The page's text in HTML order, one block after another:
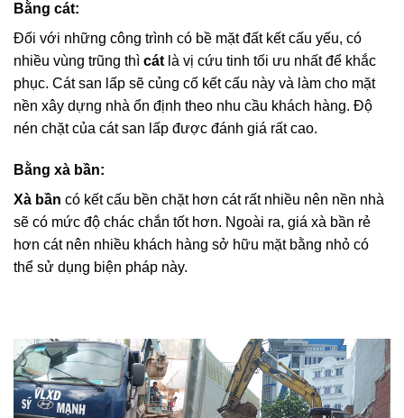
Bằng cát:
Đối với những công trình có bề mặt đất kết cấu yếu, có
nhiều vùng trũng thì cát là vị cứu tinh tối ưu nhất để khắc
phục. Cát san lấp sẽ củng cố kết cấu này và làm cho mặt
nền xây dựng nhà ổn định theo nhu cầu khách hàng. Độ
nén chặt của cát san lấp được đánh giá rất cao.
Bằng xà bần:
Xà bần có kết cấu bền chặt hơn cát rất nhiều nên nền nhà
sẽ có mức độ chác chắn tốt hơn. Ngoài ra, giá xà bần rẻ
hơn cát nên nhiều khách hàng sở hữu mặt bằng nhỏ có
thể sử dụng biện pháp này.